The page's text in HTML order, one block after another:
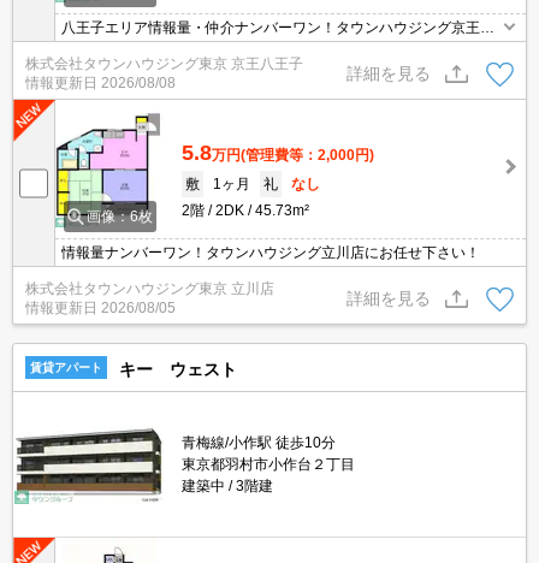
八王子エリア情報量・仲介ナンバーワン！タウンハウジング京王八
王子店です!お客様用駐車場もございますので車でのご来店も大歓迎
です！
株式会社タウンハウジング東京 京王八王子
情報更新日 2026/08/08
詳細を見る
画像：6枚
5.8万円(管理費等：2,000円)
敷
1ヶ月 礼
なし
2階
2DK 45.73m²
情報量ナンバーワン！タウンハウジング立川店にお任せ下さい！
株式会社タウンハウジング東京 立川店
情報更新日 2026/08/05
詳細を見る
賃貸アパート キー ウェスト
青梅線/小作駅 徒歩10分
東京都羽村市小作台２丁目
建築中
3階建